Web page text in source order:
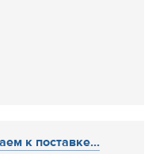
к поставке...